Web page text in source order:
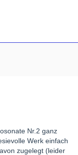
Nr.2 ganz
Werk einfach
zugelegt (leider